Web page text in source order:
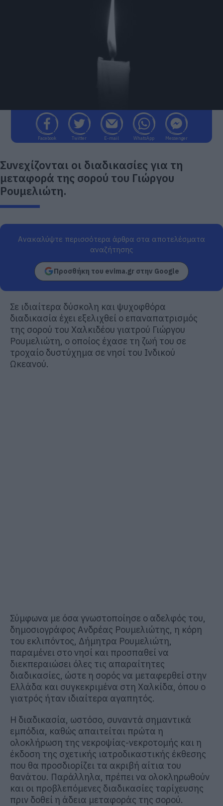
Facebook Twitter E-mail WhatsApp Messenger
Συνεχίζονται οι διαδικασίες για τη
μεταφορά της σορού του Γιώργου
Ρουμελιώτη.
Ανακαλύψτε περισσότερα άρθρα στα αποτελέσματα
αναζήτησης
Προσθήκη του evima.gr στην Google
Σε ιδιαίτερα δύσκολη και ψυχοφθόρα
διαδικασία έχει εξελιχθεί ο επαναπατρισμός
της σορού του Χαλκιδέου γιατρού Γιώργου
Ρουμελιώτη, ο οποίος έχασε τη ζωή του σε
τροχαίο δυστύχημα σε νησί του Ινδικού
Ωκεανού.
Σύμφωνα με όσα γνωστοποίησε ο αδελφός του,
δημοσιογράφος Ανδρέας Ρουμελιώτης, η κόρη
του εκλιπόντος, Δήμητρα Ρουμελιώτη,
παραμένει στο νησί και προσπαθεί να
διεκπεραιώσει όλες τις απαραίτητες
διαδικασίες, ώστε η σορός να μεταφερθεί στην
Ελλάδα και συγκεκριμένα στη Χαλκίδα, όπου ο
γιατρός ήταν ιδιαίτερα αγαπητός.
Η διαδικασία, ωστόσο, συναντά σημαντικά
εμπόδια, καθώς απαιτείται πρώτα η
ολοκλήρωση της νεκροψίας-νεκροτομής και η
έκδοση της σχετικής ιατροδικαστικής έκθεσης
που θα προσδιορίζει τα ακριβή αίτια του
θανάτου. Παράλληλα, πρέπει να ολοκληρωθούν
και οι προβλεπόμενες διαδικασίες ταρίχευσης
πριν δοθεί η άδεια μεταφοράς της σορού.